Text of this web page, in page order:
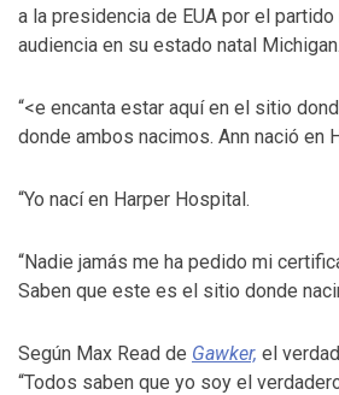
a la presidencia de EUA por el
audiencia en su estado natal Michigan.
“<e encanta estar aquí en el sitio
donde ambos nacimos. Ann nació en
“Yo nací en Harper Hospital.
“Nadie jamás me ha pedido mi
Saben que este es el sitio donde
Según Max Read de Gawker, el
“Todos saben que yo soy el